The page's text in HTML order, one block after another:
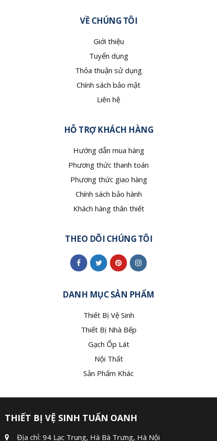
VỀ CHÚNG TÔI
Giới thiệu
Tuyển dụng
Thỏa thuận sử dụng
Chính sách bảo mật
Liên hệ
HỖ TRỢ KHÁCH HÀNG
Hướng dẫn mua hàng
Phương thức thanh toán
Phương thức giao hàng
Chính sách bảo hành
Khách hàng thân thiết
THEO DÕI CHÚNG TÔI
DANH MỤC SẢN PHẨM
Thiết Bị Vệ Sinh
Thiết Bị Nhà Bếp
Gạch Ốp Lát
Nội Thất
Sản Phẩm Khác
THIẾT BỊ VỆ SINH TUẤN OANH
Địa chỉ: 94 Lạc Trung, Hà Bà Trưng, Hà Nội